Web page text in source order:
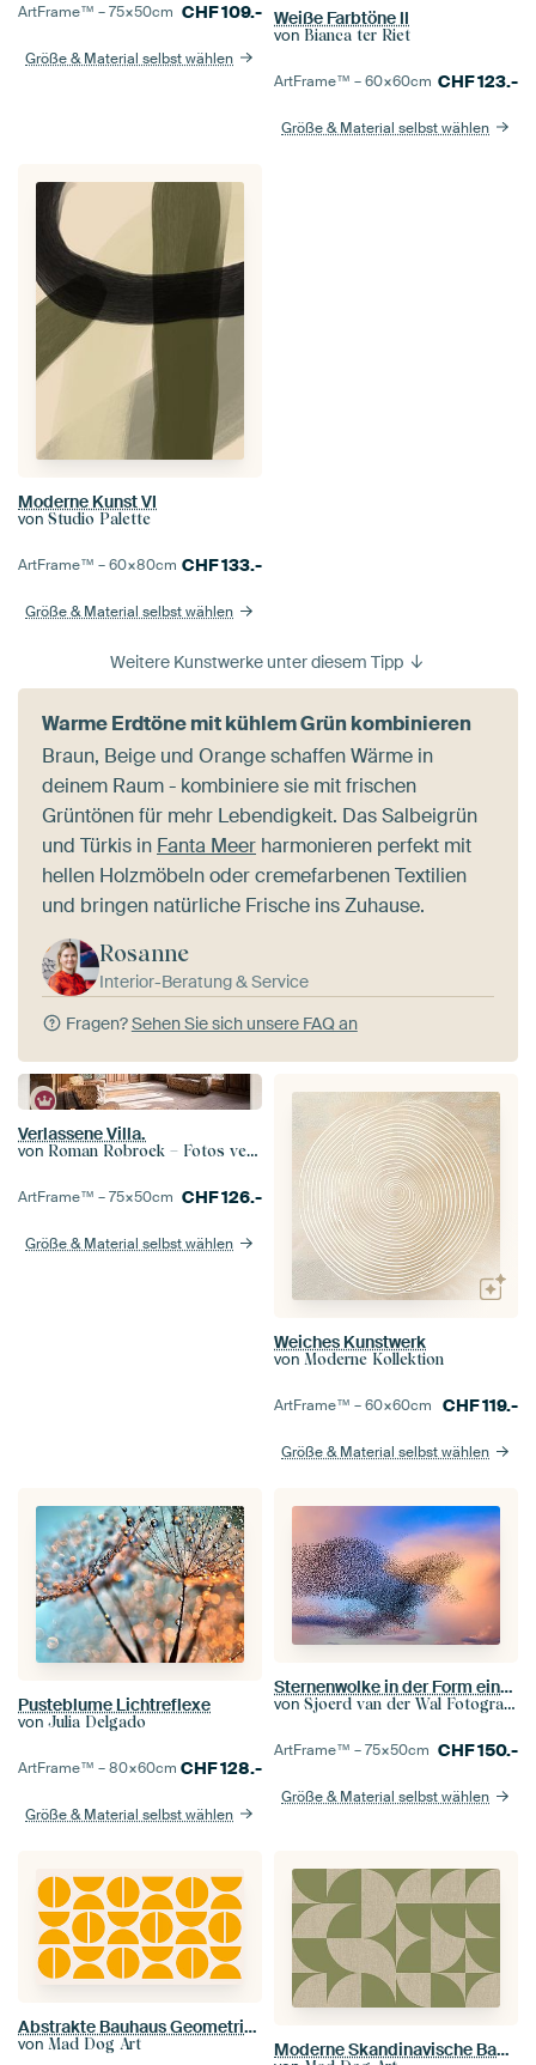
ArtFrame™ –75×50cm CHF109.-
Größe & Material selbst wählen
Weiße Farbtöne II
von Bianca ter Riet
ArtFrame™ –60×60cm CHF123.-
Größe & Material selbst wählen
Moderne Kunst VI
von Studio Palette
ArtFrame™ –60×80cm CHF133.-
Größe & Material selbst wählen
Weitere Kunstwerke unter diesem Tipp
Warme Erdtöne mit kühlem Grün kombinieren
Braun, Beige und Orange schaffen Wärme in
deinem Raum - kombiniere sie mit frischen
Grüntönen für mehr Lebendigkeit. Das Salbeigrün
und Türkis in Fanta Meer harmonieren perfekt mit
hellen Holzmöbeln oder cremefarbenen Textilien
und bringen natürliche Frische ins Zuhause.
Rosanne
Interior-Beratung & Service
Fragen?Sehen Sie sich unsere FAQ an
Verlassene Villa.
von Roman Robroek – Fotos verlassener Gebäude
ArtFrame™ –75×50cm CHF126.-
Größe & Material selbst wählen
Weiches Kunstwerk
von Moderne Kollektion
ArtFrame™ –60×60cm CHF119.-
Größe & Material selbst wählen
Pusteblume Lichtreflexe
von Julia Delgado
ArtFrame™ –80×60cm CHF128.-
Größe & Material selbst wählen
Sternenwolke in der Form eines Adlers
von Sjoerd van der Wal Fotografie
ArtFrame™ –75×50cm CHF150.-
Größe & Material selbst wählen
Abstrakte Bauhaus Geometrie in Gelb
von Mad Dog Art Moderne Skandinavische Bauhaus Abstraktion Organisch